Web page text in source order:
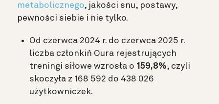
metabolicznego, jakości snu, postawy,
pewności siebie i nie tylko.
Od czerwca 2024 r. do czerwca 2025 r.
liczba członkiń Oura rejestrujących
treningi siłowe wzrosła o 159,8%, czyli
skoczyła z 168 592 do 438 026
użytkowniczek.